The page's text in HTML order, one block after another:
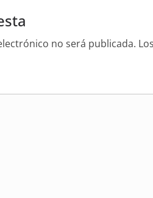
no será publicada.